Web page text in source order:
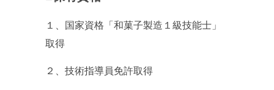
１、国家資格「和菓子製造１級技能士」
取得
２、技術指導員免許取得